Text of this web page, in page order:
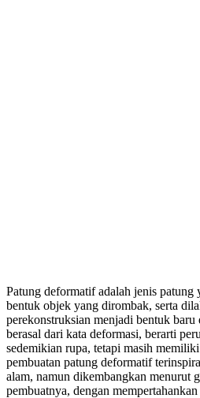
Patung deformatif adalah jenis
bentuk objek yang dirombak, serta
perekonstruksian menjadi bentuk
berasal dari kata deformasi, berarti
sedemikian rupa, tetapi masih
pembuatan patung deformatif
alam, namun dikembangkan menurut
pembuatnya, dengan